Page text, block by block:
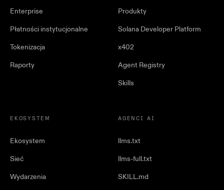
Enterprise
Płatności instytucjonalne
Tokenizacja
Raporty
Produkty
Solana Developer Platform
x402
Agent Registry
Skills
EKOSYSTEM
Ekosystem
Sieć
Wydarzenia
AGENCI AI
llms.txt
llms-full.txt
SKILL.md